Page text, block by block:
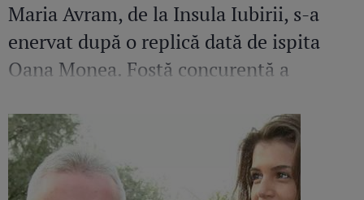
Maria Avram, de la Insula Iubirii, s-a
enervat după o replică dată de ispita
Oana Monea. Fostă concurentă a